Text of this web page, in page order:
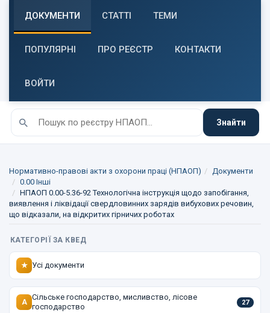
ДОКУМЕНТИ СТАТТІ ТЕМИ
ПОПУЛЯРНІ ПРО РЕЄСТР КОНТАКТИ
ВОЙТИ
Знайти
Нормативно-правові акти з охорони праці (НПАОП)
Документи
0.00 Інші
НПАОП 0.00-5.36-92 Технологічна інструкція щодо запобігання,
виявлення і ліквідації свердловинних зарядів вибухових речовин,
що відказали, на відкритих гірничих роботах
КАТЕГОРІЇ ЗА КВЕД
★ Усі документи
A
Сільське господарство, мисливство, лісове
господарство
27